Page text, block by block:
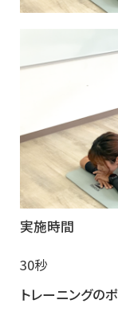
実施時間
30秒
トレーニングの